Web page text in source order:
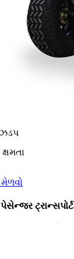
મેળવો
ટ્રાન્સપોર્ટ